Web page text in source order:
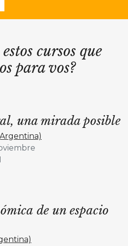
cursos que
para vos?
una mirada posible
de un espacio